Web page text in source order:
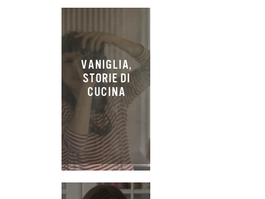
VANIGLIA,
STORIE DI
CUCINA